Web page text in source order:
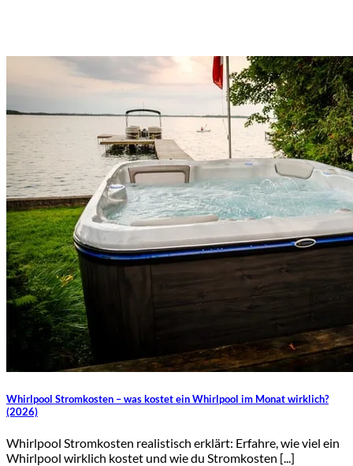
Whirlpool Stromkosten – was kostet ein Whirlpool im Monat wirklich?
(2026)
Whirlpool Stromkosten realistisch erklärt: Erfahre, wie viel ein
Whirlpool wirklich kostet und wie du Stromkosten [...]